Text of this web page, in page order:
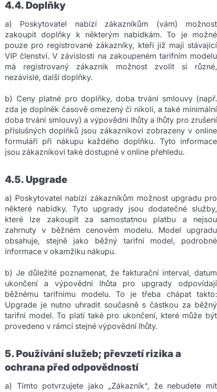
4.4. Doplňky
a) Poskytovatel nabízí zákazníkům (vám) možnost
zakoupit doplňky k některým nabídkám. To je možné
pouze pro registrované zákazníky, kteří již mají stávající
VIP členství. V závislosti na zakoupeném tarifním modelu
má registrovaný zákazník možnost zvolit si různé,
nezávislé, další doplňky.
b) Ceny platné pro doplňky, doba trvání smlouvy (např.
zda je doplněk časově omezený či nikoli, a také minimální
doba trvání smlouvy) a výpovědní lhůty a lhůty pro zrušení
příslušných doplňků jsou zákazníkovi zobrazeny v online
formuláři při nákupu každého doplňku. Tyto informace
jsou zákazníkovi také dostupné v online přehledu.
4.5. Upgrade
a) Poskytovatel nabízí zákazníkům možnost upgradu pro
některé nabídky. Tyto upgrady jsou dodatečné služby,
které lze zakoupit za samostatnou platbu a nejsou
zahrnuty v běžném cenovém modelu. Model upgradu
obsahuje, stejně jako běžný tarifní model, podrobné
informace v okamžiku nákupu.
b) Je důležité poznamenat, že fakturační interval, datum
ukončení a výpovědní lhůta pro upgrady odpovídají
běžnému tarifnímu modelu. To je třeba chápat takto:
Upgrade je nutno uhradit současně s částkou za běžný
tarifní model. To platí také pro ukončení, které může být
provedeno v rámci stejné výpovědní lhůty.
5. Používání služeb; převzetí rizika a
ochrana před odpovědností
a) Tímto potvrzujete jako „Zákazník“, že nebudete mít